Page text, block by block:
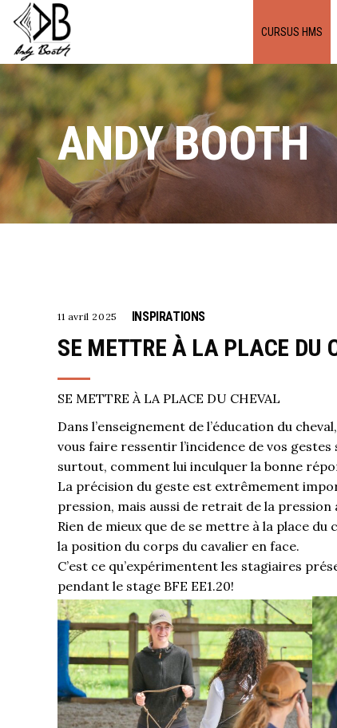
CURSUS HMS
ANDY BOOTH
11 avril 2025 INSPIRATIONS
SE METTRE À LA PLACE DU
SE METTRE À LA PLACE DU CHEVAL
Dans l’enseignement de l’éducation du
vous faire ressentir l’incidence de vos
surtout, comment lui inculquer la bonne
La précision du geste est extrêmement
pression, mais aussi de retrait de la pression
Rien de mieux que de se mettre à la place
la position du corps du cavalier en face.
C’est ce qu’expérimentent les stagiaires
pendant le stage BFE EE1.20!